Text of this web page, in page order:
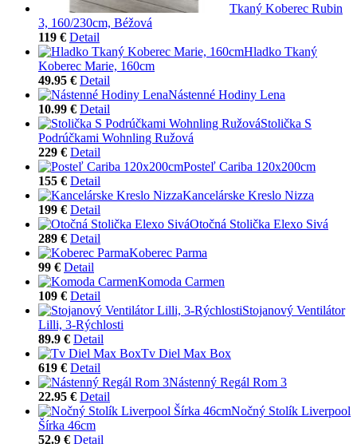
Tkaný Koberec Rubin
3, 160/230cm, Béžová
119 € Detail
Hladko Tkaný
Koberec Marie, 160cm
49.95 € Detail
Nástenné Hodiny Lena
10.99 € Detail
Stolička S
Podrúčkami Wohnling Ružová
229 € Detail
Posteľ Cariba 120x200cm
155 € Detail
Kancelárske Kreslo Nizza
199 € Detail
Otočná Stolička Elexo Sivá
289 € Detail
Koberec Parma
99 € Detail
Komoda Carmen
109 € Detail
Stojanový Ventilátor
Lilli, 3-Rýchlosti
89.9 € Detail
Tv Diel Max Box
619 € Detail
Nástenný Regál Rom 3
22.95 € Detail
Nočný Stolík Liverpool
Šírka 46cm
52.9 € Detail